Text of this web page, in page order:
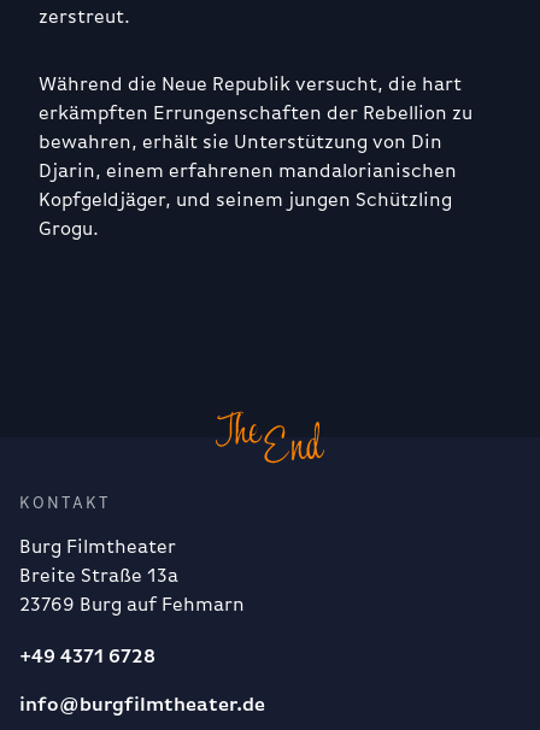
zerstreut.
Während die Neue Republik versucht, die hart
erkämpften Errungenschaften der Rebellion zu
bewahren, erhält sie Unterstützung von Din
Djarin, einem erfahrenen mandalorianischen
Kopfgeldjäger, und seinem jungen Schützling
Grogu.
KONTAKT
Burg Filmtheater
Breite Straße 13a
23769 Burg auf Fehmarn
+49 4371 6728
info@burgfilmtheater.de